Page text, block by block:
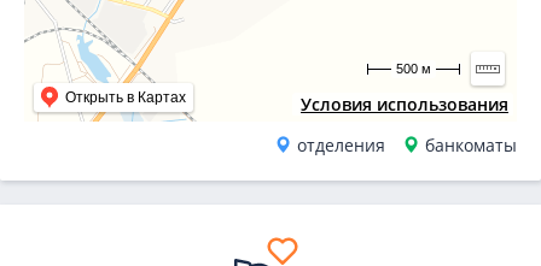
Условия использования
Открыть в Картах
500 м
отделения банкоматы